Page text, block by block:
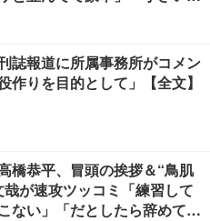
誌報道に所属事務所がコメン
作りを目的として」【全文】
橋恭平、冒頭の挨拶＆“鳥肌
が速攻ツッコミ「練習して
ない」「だとしたら辞めてく